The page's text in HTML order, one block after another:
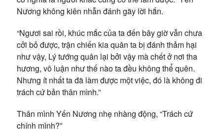
Nương không kiên nhẫn đánh gãy lời hắn.
“Ngươi sai rồi, khúc mắc của ta đến bây giờ vẫn chưa
cởi bỏ được, trận chiến kia quân ta bị đánh thảm hại
như vậy, Lý tướng quân lại bởi vậy mà chết ở nơi tha
hương, vô luận như thế nào ta đều không thể quên.
Nhưng ít nhất ta đã làm được một việc, đó là không đi
trách cứ bản thân mình.”
Thân mình Yến Nương nhẹ nhàng động, “Trách cứ
chính mình?”